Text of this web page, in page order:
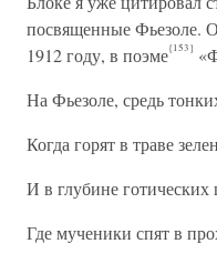
посвященные Фьезоле.
1912 году, в поэме{153}
На Фьезоле, средь
Когда горят в траве
И в глубине готических
Где мученики спят в